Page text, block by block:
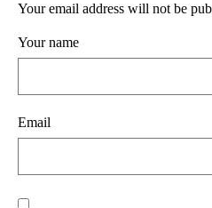
Your email address will not be
Your name
Email